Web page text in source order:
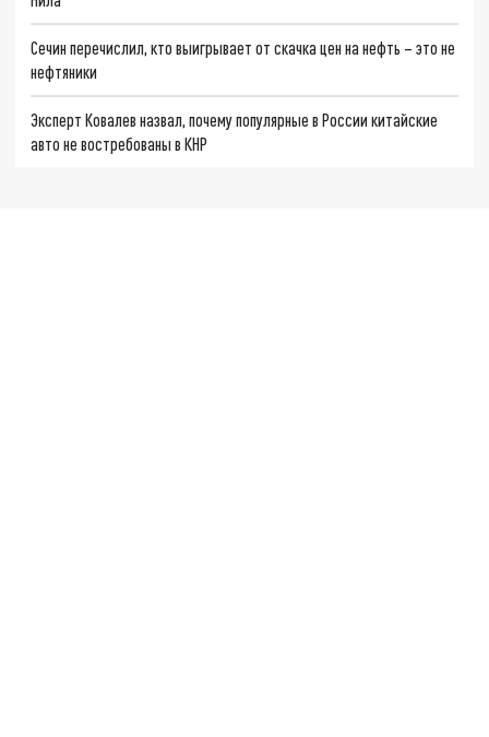
Сечин перечислил, кто выигрывает от скачка цен на нефть – это не
нефтяники
Эксперт Ковалев назвал, почему популярные в России китайские
авто не востребованы в КНР